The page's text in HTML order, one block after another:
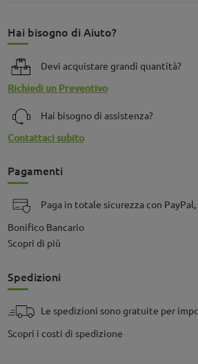
Hai bisogno di Aiuto?
Devi acquistare grandi quantità?
Richiedi un Preventivo
Hai bisogno di assistenza?
Contattaci subito
Pagamenti
Paga in totale sicurezza con
Bonifico Bancario
Scopri di più
Spedizioni
Le spedizioni sono gratuite per
Scopri i costi di spedizione